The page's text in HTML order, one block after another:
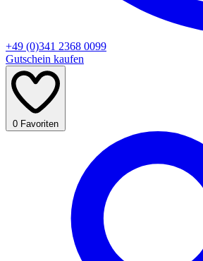
+49 (0)341 2368 0099
Gutschein kaufen
0 Favoriten